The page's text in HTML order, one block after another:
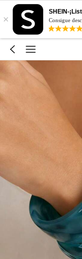
×
SHEIN-
Consigue